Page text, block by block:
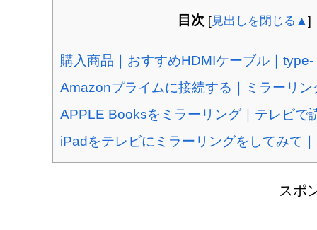
目次 [見出しを閉じる▲]
購入商品｜おすすめHDMIケーブル｜
Amazonプライムに接続する｜ミラーリン
APPLE Booksをミラーリング｜テレビで
iPadをテレビにミラーリングをしてみて
スポ